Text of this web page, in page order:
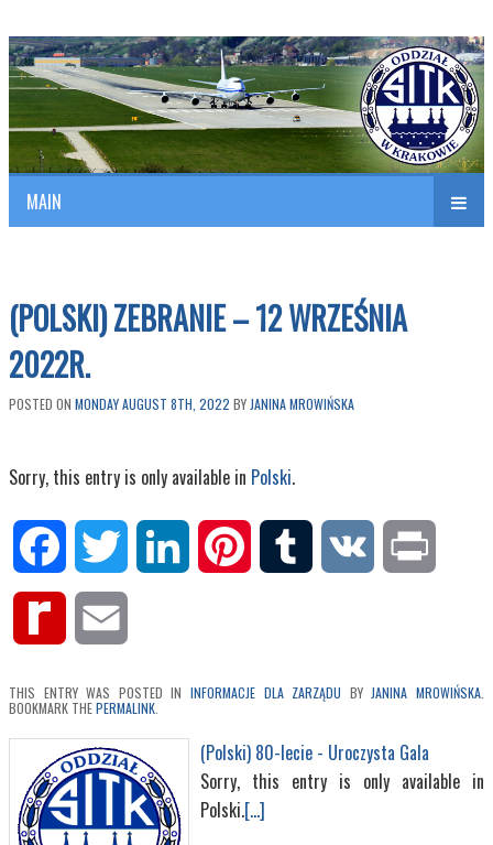
SITK RP Oddział w KRAKOWIE
Polish Association of Engineers & Technicians of Transportation
MAIN
(POLSKI) ZEBRANIE – 12 WRZEŚNIA
2022R.
POSTED ON MONDAY AUGUST 8TH, 2022 BY JANINA MROWIŃSKA
Sorry, this entry is only available in Polski.
Facebook Twitter LinkedIn Pinterest Tumblr VK
Rediff
THIS ENTRY WAS POSTED IN INFORMACJE DLA ZARZĄDU BY JANINA MROWIŃSKA
BOOKMARK THEPERMALINK
(Polski) 80-lecie - Uroczysta Gala
Sorry, this entry is only available in
Polski.[...]